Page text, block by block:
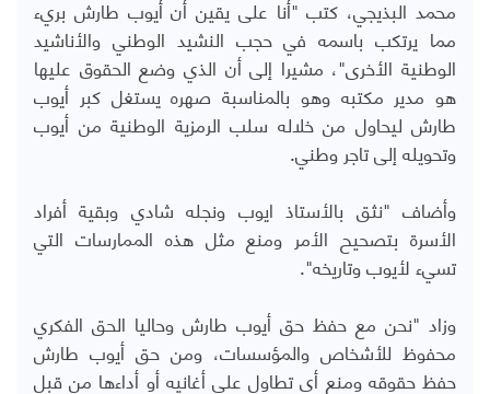
محمد البذيجي، كتب "أنا على يقين أن أيوب طارش بريء
مما يرتكب باسمه في حجب النشيد الوطني والأناشيد
الوطنية الأخرى"، مشيرا إلى أن الذي وضع الحقوق عليها
هو مدير مكتبه وهو بالمناسبة صهره يستغل كبر أيوب
طارش ليحاول من خلاله سلب الرمزية الوطنية من أيوب
وتحويله إلى تاجر وطني.
وأضاف "نثق بالأستاذ ايوب ونجله شادي وبقية أفراد
الأسرة بتصحيح الأمر ومنع مثل هذه الممارسات التي
تسيء لأيوب وتاريخه".
وزاد "نحن مع حفظ حق أيوب طارش وحاليا الحق الفكري
محفوظ للأشخاص والمؤسسات، ومن حق أيوب طارش
حفظ حقوقه ومنع أي تطاول على أغانيه أو أداءها من قبل